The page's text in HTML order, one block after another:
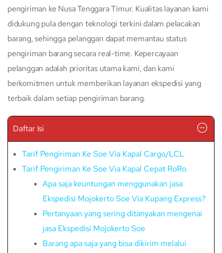
pengiriman ke Nusa Tenggara Timur. Kualitas layanan kami
didukung pula dengan teknologi terkini dalam pelacakan
barang, sehingga pelanggan dapat memantau status
pengiriman barang secara real-time. Kepercayaan
pelanggan adalah prioritas utama kami, dan kami
berkomitmen untuk memberikan layanan ekspedisi yang
terbaik dalam setiap pengiriman barang.
Daftar Isi
Tarif Pengiriman Ke Soe Via Kapal Cargo/LCL
Tarif Pengiriman Ke Soe Via Kapal Cepat RoRo
Apa saja keuntungan menggunakan jasa
Ekspedisi Mojokerto Soe Via Kupang Express?
Pertanyaan yang sering ditanyakan mengenai
jasa Ekspedisi Mojokerto Soe
Barang apa saja yang bisa dikirim melalui